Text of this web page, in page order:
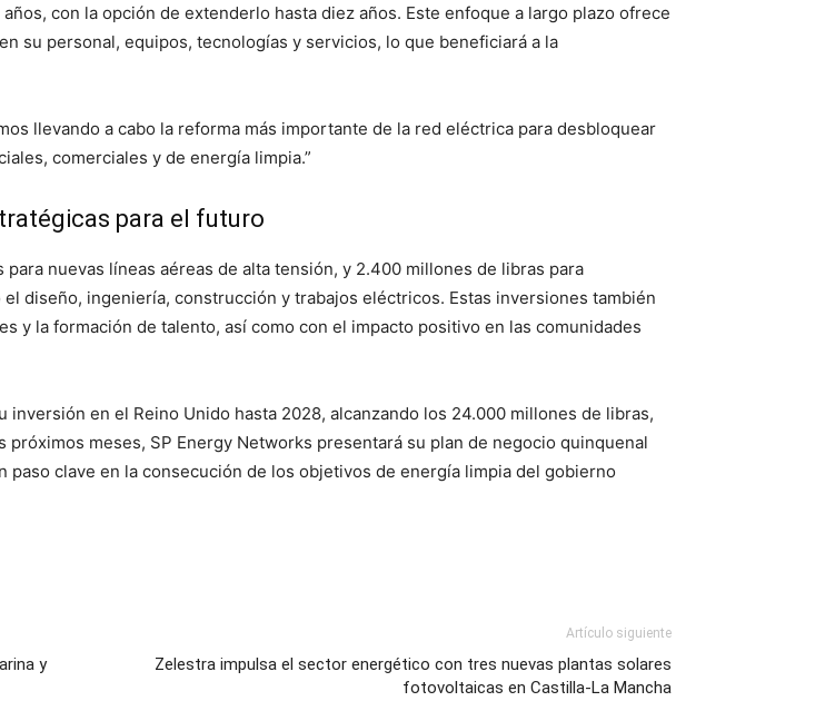
con la opción de extenderlo hasta diez años. Este enfoque a largo plazo ofrece
su personal, equipos, tecnologías y servicios, lo que beneficiará a la
llevando a cabo la reforma más importante de la red eléctrica para desbloquear
comerciales y de energía limpia.”
para el futuro
nuevas líneas aéreas de alta tensión, y 2.400 millones de libras para
diseño, ingeniería, construcción y trabajos eléctricos. Estas inversiones también
y la formación de talento, así como con el impacto positivo en las comunidades
en el Reino Unido hasta 2028, alcanzando los 24.000 millones de libras,
meses, SP Energy Networks presentará su plan de negocio quinquenal
clave en la consecución de los objetivos de energía limpia del gobierno
y
Artículo siguiente
Zelestra impulsa el sector energético con tres nuevas plantas solares
fotovoltaicas en Castilla-La Mancha